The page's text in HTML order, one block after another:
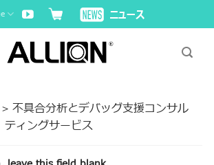
不具合分析とデバッグ支援コンサル
ティングサービス